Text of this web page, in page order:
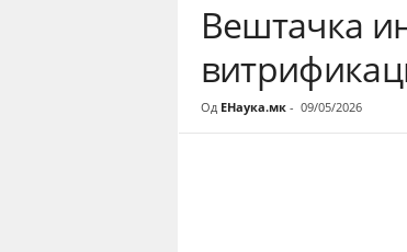
Вештачка
Од ЕНаука.мк- 09/05/2026